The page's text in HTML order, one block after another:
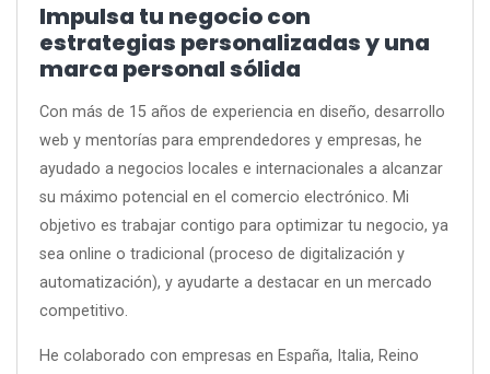
Impulsa tu negocio con
estrategias personalizadas y una
marca personal sólida
Con más de 15 años de experiencia en diseño, desarrollo
web y mentorías para emprendedores y empresas, he
ayudado a negocios locales e internacionales a alcanzar
su máximo potencial en el comercio electrónico. Mi
objetivo es trabajar contigo para optimizar tu negocio, ya
sea online o tradicional (proceso de digitalización y
automatización), y ayudarte a destacar en un mercado
competitivo.
He colaborado con empresas en España, Italia, Reino